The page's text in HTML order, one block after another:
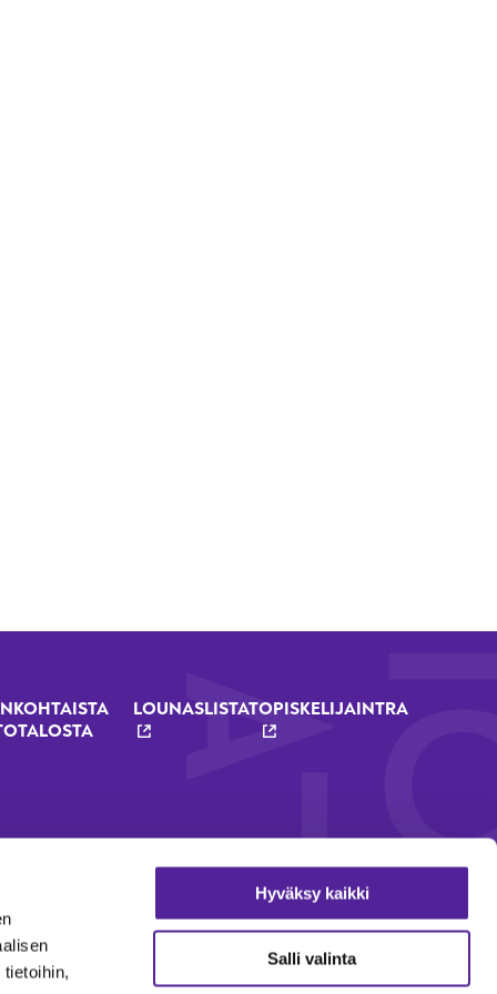
Hyväksy kaikki
Salli valinta
LOUNASLISTATOPISKELIJAINTRA